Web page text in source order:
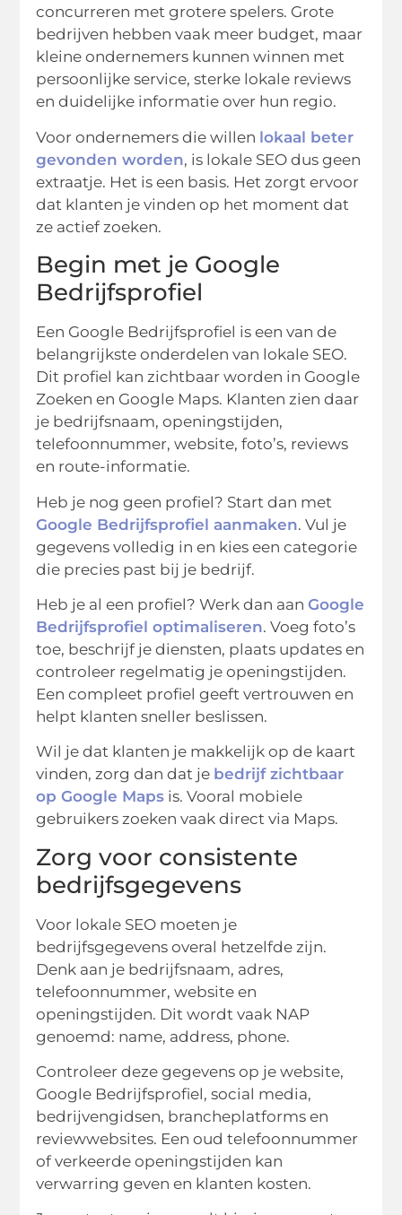
concurreren met grotere spelers. Grote
bedrijven hebben vaak meer budget, maar
kleine ondernemers kunnen winnen met
persoonlijke service, sterke lokale reviews
en duidelijke informatie over hun regio.
Voor ondernemers die willen lokaal beter
gevonden worden, is lokale SEO dus geen
extraatje. Het is een basis. Het zorgt ervoor
dat klanten je vinden op het moment dat
ze actief zoeken.
Begin met je Google
Bedrijfsprofiel
Een Google Bedrijfsprofiel is een van de
belangrijkste onderdelen van lokale SEO.
Dit profiel kan zichtbaar worden in Google
Zoeken en Google Maps. Klanten zien daar
je bedrijfsnaam, openingstijden,
telefoonnummer, website, foto’s, reviews
en route-informatie.
Heb je nog geen profiel? Start dan met
Google Bedrijfsprofiel aanmaken. Vul je
gegevens volledig in en kies een categorie
die precies past bij je bedrijf.
Heb je al een profiel? Werk dan aanGoogle
Bedrijfsprofiel optimaliseren. Voeg foto’s
toe, beschrijf je diensten, plaats updates en
controleer regelmatig je openingstijden.
Een compleet profiel geeft vertrouwen en
helpt klanten sneller beslissen.
Wil je dat klanten je makkelijk op de kaart
vinden, zorg dan dat je bedrijf zichtbaar
op Google Maps is. Vooral mobiele
gebruikers zoeken vaak direct via Maps.
Zorg voor consistente
bedrijfsgegevens
Voor lokale SEO moeten je
bedrijfsgegevens overal hetzelfde zijn.
Denk aan je bedrijfsnaam, adres,
telefoonnummer, website en
openingstijden. Dit wordt vaak NAP
genoemd: name, address, phone.
Controleer deze gegevens op je website,
Google Bedrijfsprofiel, social media,
bedrijvengidsen, brancheplatforms en
reviewwebsites. Een oud telefoonnummer
of verkeerde openingstijden kan
verwarring geven en klanten kosten.